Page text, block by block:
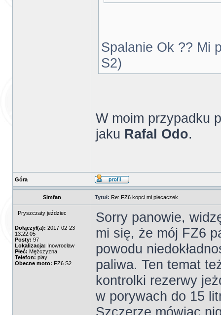
Spalanie Ok ?? Mi
S2)
W moim przypadku
jaku Rafal Odo.
Góra
Simfan Tytuł: Re: FZ6 kopci mi plecaczek
Pryszczaty jeździec
Dołączył(a): 2017-02-23
13:22:05
Posty: 97
Lokalizacja: Inowrocław
Płeć: Mężczyzna
Telefon: play
Obecne moto: FZ6 S2
Sorry panowie,
mi się, że mój FZ6
powodu
paliwa. Ten temat
kontrolki rezerwy
w porywach do 15
Szczerze mówiąc